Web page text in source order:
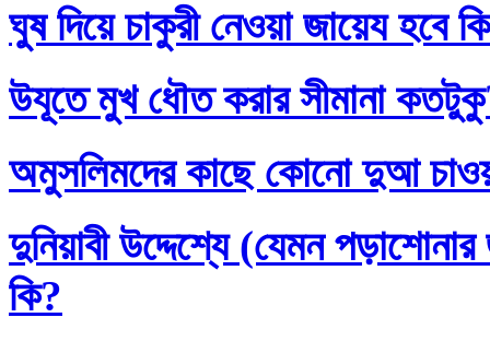
ঘুষ দিয়ে চাকুরী নেওয়া জায়েয হবে
উযূতে মুখ ধৌত করার সীমানা
অমুসলিমদের কাছে কোনো দুআ
দুনিয়াবী উদ্দেশ্যে (যেমন
কি?